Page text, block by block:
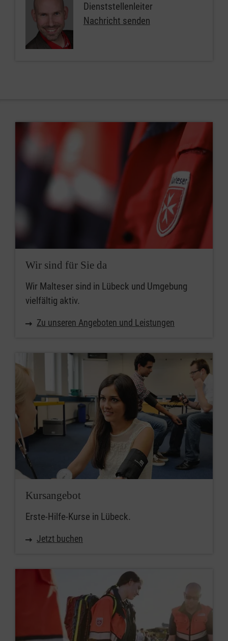
Dienststellenleiter
Nachricht senden
Wir sind für Sie da
Wir Malteser sind in Lübeck und Umgebung
vielfältig aktiv.
Zu unseren Angeboten und Leistungen
Kursangebot
Erste-Hilfe-Kurse in Lübeck.
Jetzt buchen